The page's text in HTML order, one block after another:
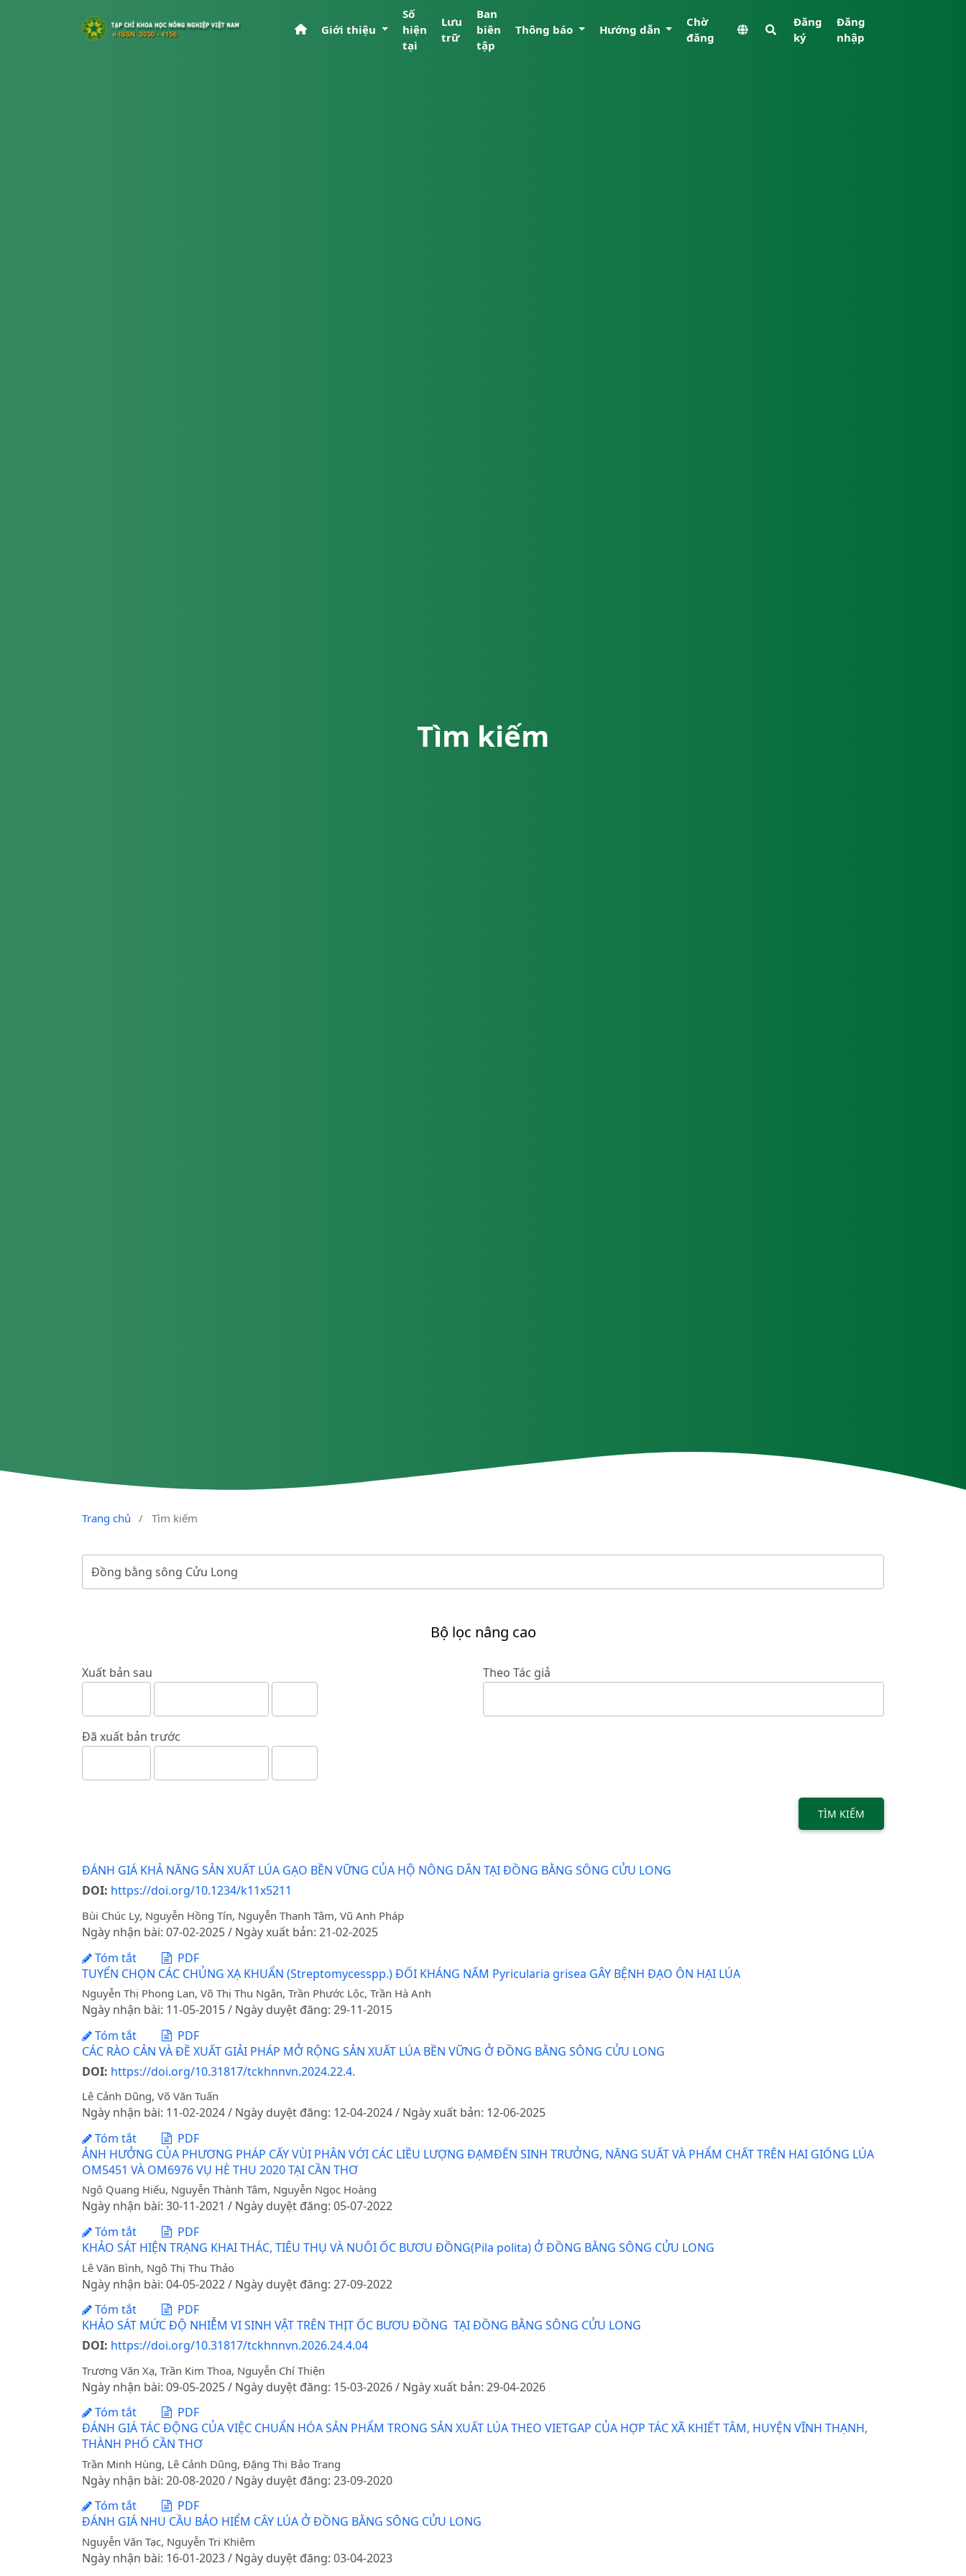
Giới thiệu
Số
hiện
tại
Lưu
trữ
Ban
biên
tập
Thông báo Hướng dẫn
Chờ
đăng
Đăng
ký
Đăng
nhập
Tìm kiếm
Trang chủ / Tìm kiếm
Bộ lọc nâng cao
Xuất bản sau
Đã xuất bản trước
Theo Tác giả
TÌM KIẾM
ĐÁNH GIÁ KHẢ NĂNG SẢN XUẤT LÚA GẠO BỀN VỮNG CỦA HỘ NÔNG DÂN TẠI ĐỒNG BẰNG SÔNG CỬU LONG
DOI: https://doi.org/10.1234/k11x5211
Bùi Chúc Ly, Nguyễn Hồng Tín, Nguyễn Thanh Tâm, Vũ Anh Pháp
Ngày nhận bài: 07-02-2025 / Ngày xuất bản: 21-02-2025
Tóm tắt
PDF
TUYỂN CHỌN CÁC CHỦNG XẠ KHUẨN (Streptomycesspp.) ĐỐI KHÁNG NẤM Pyricularia grisea GÂY BỆNH ĐẠO ÔN HẠI LÚA
Nguyễn Thị Phong Lan, Võ Thị Thu Ngân, Trần Phước Lộc, Trần Hà Anh
Ngày nhận bài: 11-05-2015 / Ngày duyệt đăng: 29-11-2015
Tóm tắt
PDF
CÁC RÀO CẢN VÀ ĐỀ XUẤT GIẢI PHÁP MỞ RỘNG SẢN XUẤT LÚA BỀN VỮNG Ở ĐỒNG BẰNG SÔNG CỬU LONG
DOI: https://doi.org/10.31817/tckhnnvn.2024.22.4.
Lê Cảnh Dũng, Võ Văn Tuấn
Ngày nhận bài: 11-02-2024 / Ngày duyệt đăng: 12-04-2024 / Ngày xuất bản: 12-06-2025
Tóm tắt
PDF
ẢNH HƯỞNG CỦA PHƯƠNG PHÁP CẤY VÙI PHÂN VỚI CÁC LIỀU LƯỢNG ĐẠMĐẾN SINH TRƯỞNG, NĂNG SUẤT VÀ PHẨM CHẤT TRÊN HAI GIỐNG LÚA
OM5451 VÀ OM6976 VỤ HÈ THU 2020 TẠI CẦN THƠ
Ngô Quang Hiếu, Nguyễn Thành Tâm, Nguyễn Ngọc Hoàng
Ngày nhận bài: 30-11-2021 / Ngày duyệt đăng: 05-07-2022
Tóm tắt
PDF
KHẢO SÁT HIỆN TRẠNG KHAI THÁC, TIÊU THỤ VÀ NUÔI ỐC BƯƠU ĐỒNG(Pila polita) Ở ĐỒNG BẰNG SÔNG CỬU LONG
Lê Văn Bình, Ngô Thị Thu Thảo
Ngày nhận bài: 04-05-2022 / Ngày duyệt đăng: 27-09-2022
Tóm tắt
PDF
KHẢO SÁT MỨC ĐỘ NHIỄM VI SINH VẬT TRÊN THỊT ỐC BƯƠU ĐỒNG TẠI ĐỒNG BẰNG SÔNG CỬU LONG
DOI: https://doi.org/10.31817/tckhnnvn.2026.24.4.04
Trương Văn Xạ, Trần Kim Thoa, Nguyễn Chí Thiện
Ngày nhận bài: 09-05-2025 / Ngày duyệt đăng: 15-03-2026 / Ngày xuất bản: 29-04-2026
Tóm tắt
PDF
ĐÁNH GIÁ TÁC ĐỘNG CỦA VIỆC CHUẨN HÓA SẢN PHẨM TRONG SẢN XUẤT LÚA THEO VIETGAP CỦA HỢP TÁC XÃ KHIẾT TÂM, HUYỆN VĨNH THẠNH,
THÀNH PHỐ CẦN THƠ
Trần Minh Hùng, Lê Cảnh Dũng, Đặng Thị Bảo Trang
Ngày nhận bài: 20-08-2020 / Ngày duyệt đăng: 23-09-2020
Tóm tắt
PDF
ĐÁNH GIÁ NHU CẦU BẢO HIỂM CÂY LÚA Ở ĐỒNG BẰNG SÔNG CỬU LONG
Nguyễn Văn Tạc, Nguyễn Tri Khiêm
Ngày nhận bài: 16-01-2023 / Ngày duyệt đăng: 03-04-2023